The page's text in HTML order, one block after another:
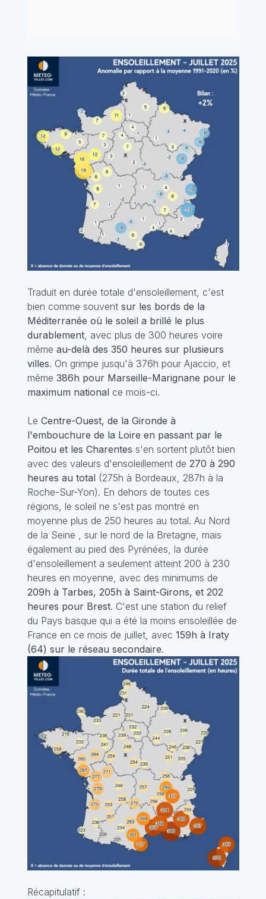
Traduit en durée totale d'ensoleillement, c'est
bien comme souvent sur les bords de la
Méditerranée où le soleil a brillé le plus
durablement, avec plus de 300 heures voire
même au-delà des 350 heures sur plusieurs
villes. On grimpe jusqu'à 376h pour Ajaccio, et
même 386h pour Marseille-Marignane pour le
maximum nationalce mois-ci.
Le Centre-Ouest, de la Gironde à
l'embouchure de la Loire en passant par le
Poitou et les Charentes s'en sortent plutôt bien
avec des valeurs d'ensoleillement de 270 à 290
heures au total(275h à Bordeaux, 287h à la
Roche-Sur-Yon). En dehors de toutes ces
régions, le soleil ne s'est pas montré en
moyenne plus de 250 heures au total. Au Nord
de la Seine , sur le nord de la Bretagne, mais
également au pied des Pyrénées, la durée
d'ensoleillement a seulement atteint 200 à 230
heures en moyenne, avec des minimums de
209h à Tarbes, 205h à Saint-Girons, et 202
heures pour Brest. C'est une station du relief
du Pays basque qui a été la moins ensoleillée de
France en ce mois de juillet, avec 159h à Iraty
(64) sur le réseau secondaire.
Récapitulatif :